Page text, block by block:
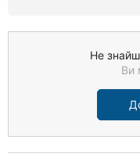
Не
Ви